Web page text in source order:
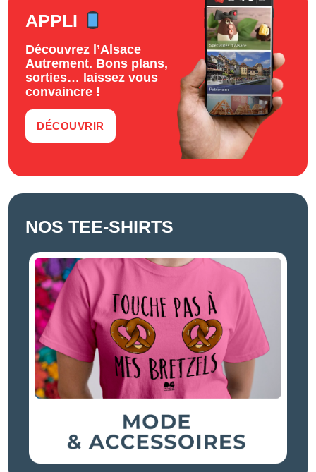
APPLI
Découvrez l’Alsace
Autrement. Bons plans,
sorties… laissez vous
convaincre !
DÉCOUVRIR
NOS TEE-SHIRTS